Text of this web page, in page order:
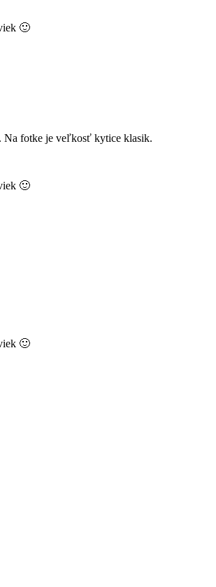
🙂
Na fotke je veľkosť kytice klasik.
🙂
🙂